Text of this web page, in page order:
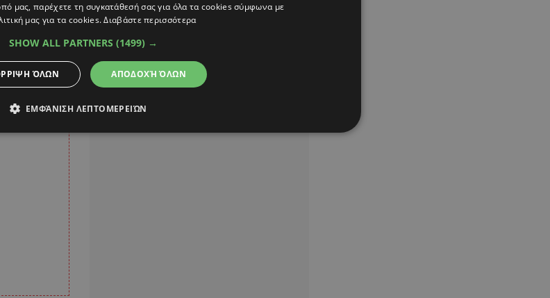
μας, παρέχετε τη συγκατάθεσή σας για όλα τα cookies σύμφωνα με
μας για τα cookies.Διαβάστε περισσότερα
SHOW ALL PARTNERS (1499) →
ΑΠΟΔΟΧΉ ΌΛΩΝ
ΌΛΩΝ
ΕΜΦΆΝΙΣΗ ΛΕΠΤΟΜΕΡΕΙΏΝ